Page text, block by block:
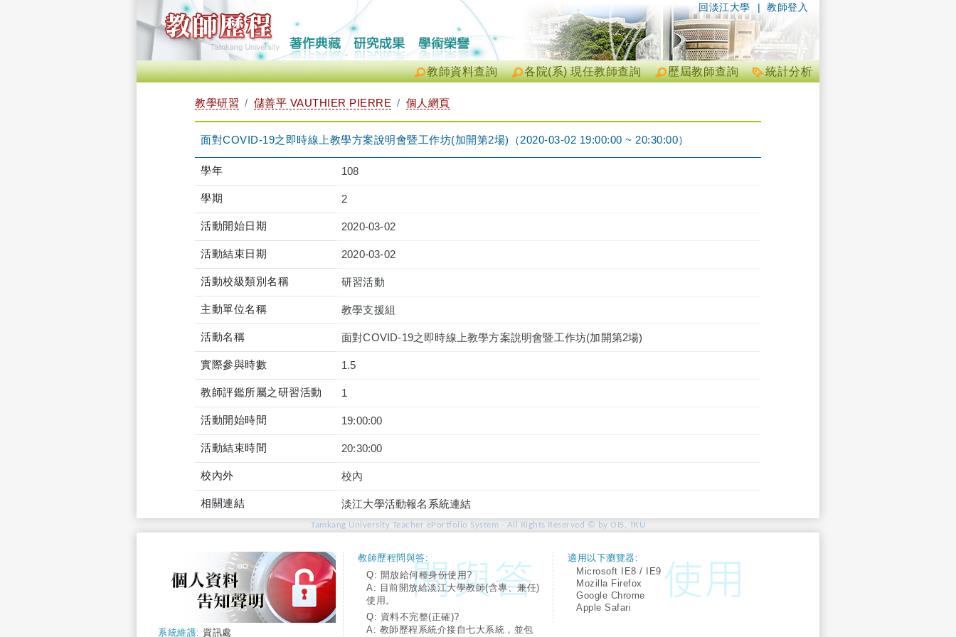
| 教師登入
回淡江大學
統計分析
歷屆教師查詢
各院(系) 現任教師查詢
教師資料查詢
教學研習 儲善平 VAUTHIER PIERRE 個人網頁
面對COVID-19之即時線上教學方案說明會暨工作坊(加開第2場)（2020-03-02 19:00:00 ~ 20:30:00）
學年 108
學期 2
活動開始日期 2020-03-02
活動結束日期 2020-03-02
活動校級類別名稱 研習活動
主動單位名稱 教學支援組
活動名稱 面對COVID-19之即時線上教學方案說明會暨工作坊(加開第2場)
實際參與時數 1.5
教師評鑑所屬之研習活動 1
活動開始時間 19:00:00
活動結束時間 20:30:00
校內外 校內
相關連結 淡江大學活動報名系統連結
Tamkang University Teacher ePortfolio System - All Rights Reserved © by OIS, TKU
系統維護: 資訊處
教師歷程問與答:
Q: 開放給何種身份使用?
A: 目前開放給淡江大學教師(含專、兼任)
使用。
Q: 資料不完整(正確)?
A: 教師歷程系統介接自七大系統，並包
適用以下瀏覽器:
Microsoft IE8 / IE9
Mozilla Firefox
Google Chrome
Apple Safari